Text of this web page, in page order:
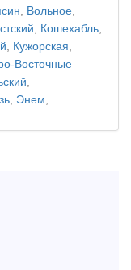
, Вольное,
, Кошехабль,
, Кужорская,
Восточные
,
, Энем,